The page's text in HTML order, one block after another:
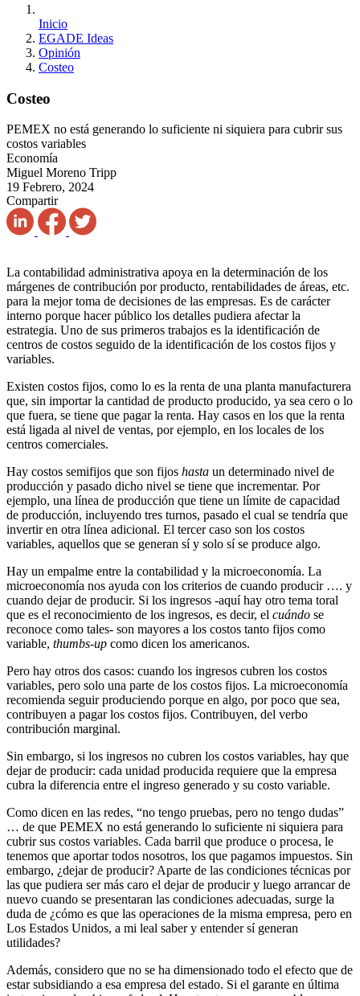
Inicio
EGADE Ideas
Opinión
Costeo
Costeo
PEMEX no está generando lo suficiente ni siquiera para cubrir sus
costos variables
Economía
Miguel Moreno Tripp
19 Febrero, 2024
Compartir
La contabilidad administrativa apoya en la determinación de los
márgenes de contribución por producto, rentabilidades de áreas, etc.
para la mejor toma de decisiones de las empresas. Es de carácter
interno porque hacer público los detalles pudiera afectar la
estrategia. Uno de sus primeros trabajos es la identificación de
centros de costos seguido de la identificación de los costos fijos y
variables.
Existen costos fijos, como lo es la renta de una planta manufacturera
que, sin importar la cantidad de producto producido, ya sea cero o lo
que fuera, se tiene que pagar la renta. Hay casos en los que la renta
está ligada al nivel de ventas, por ejemplo, en los locales de los
centros comerciales.
Hay costos semifijos que son fijos hasta un determinado nivel de
producción y pasado dicho nivel se tiene que incrementar. Por
ejemplo, una línea de producción que tiene un límite de capacidad
de producción, incluyendo tres turnos, pasado el cual se tendría que
invertir en otra línea adicional. El tercer caso son los costos
variables, aquellos que se generan sí y solo sí se produce algo.
Hay un empalme entre la contabilidad y la microeconomía. La
microeconomía nos ayuda con los criterios de cuando producir …. y
cuando dejar de producir. Si los ingresos -aquí hay otro tema toral
que es el reconocimiento de los ingresos, es decir, el cuándo se
reconoce como tales- son mayores a los costos tanto fijos como
variable, thumbs-up como dicen los americanos.
Pero hay otros dos casos: cuando los ingresos cubren los costos
variables, pero solo una parte de los costos fijos. La microeconomía
recomienda seguir produciendo porque en algo, por poco que sea,
contribuyen a pagar los costos fijos. Contribuyen, del verbo
contribución marginal.
Sin embargo, si los ingresos no cubren los costos variables, hay que
dejar de producir: cada unidad producida requiere que la empresa
cubra la diferencia entre el ingreso generado y su costo variable.
Como dicen en las redes, “no tengo pruebas, pero no tengo dudas”
… de que PEMEX no está generando lo suficiente ni siquiera para
cubrir sus costos variables. Cada barril que produce o procesa, le
tenemos que aportar todos nosotros, los que pagamos impuestos. Sin
embargo, ¿dejar de producir? Aparte de las condiciones técnicas por
las que pudiera ser más caro el dejar de producir y luego arrancar de
nuevo cuando se presentaran las condiciones adecuadas, surge la
duda de ¿cómo es que las operaciones de la misma empresa, pero en
Los Estados Unidos, a mi leal saber y entender sí generan
utilidades?
Además, considero que no se ha dimensionado todo el efecto que de
estar subsidiando a esa empresa del estado. Si el garante en última